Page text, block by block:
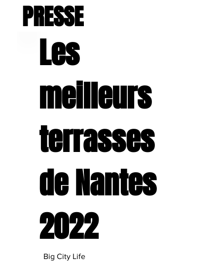
Les
meilleurs
terrasses
de Nantes
2022
Big City Life
PRESSE